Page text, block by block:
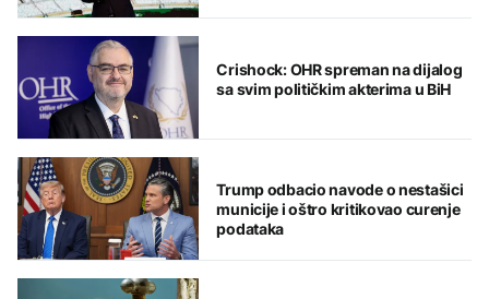
Crishock: OHR spreman na dijalog
sa svim političkim akterima u BiH
Trump odbacio navode o nestašici
municije i oštro kritikovao curenje
podataka